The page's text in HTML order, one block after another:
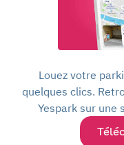
Louez votre
quelques clics.
Yespark sur une